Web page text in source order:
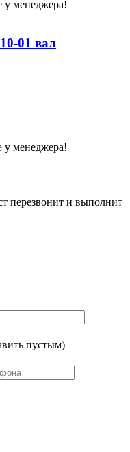
у менеджера!
01 вал
у менеджера!
перезвонит и выполнит
пустым)